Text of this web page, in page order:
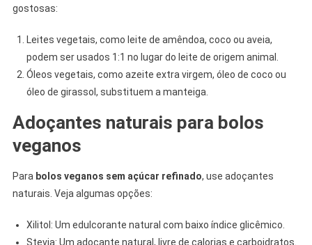
gostosas:
Leites vegetais, como leite de amêndoa, coco ou aveia,
podem ser usados 1:1 no lugar do leite de origem animal.
Óleos vegetais, como azeite extra virgem, óleo de coco ou
óleo de girassol, substituem a manteiga.
Adoçantes naturais para bolos
veganos
Para bolos veganos sem açúcar refinado, use adoçantes
naturais. Veja algumas opções:
Xilitol: Um edulcorante natural com baixo índice glicêmico.
Stevia: Um adoçante natural, livre de calorias e carboidratos.